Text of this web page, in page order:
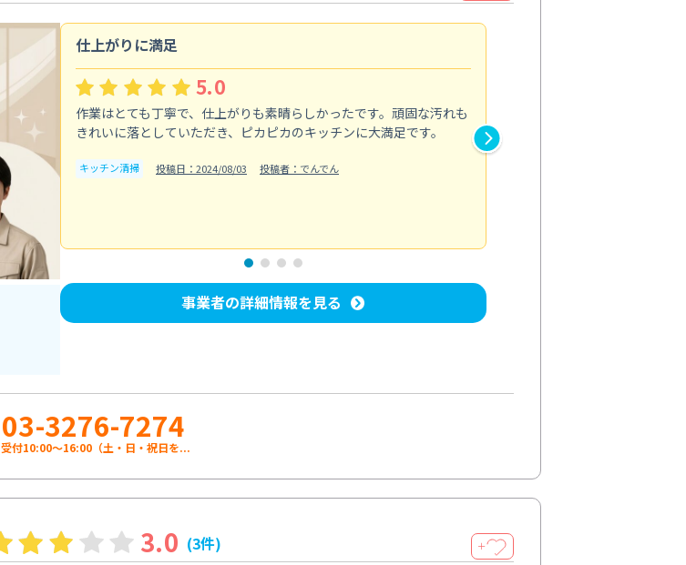
仕上がりに満足
5.0
作業はとても丁寧で、仕上がりも素晴らしかったです。頑固な汚れも
きれいに落としていただき、ピカピカのキッチンに大満足です。
キッチン清掃 投稿日：2024/08/03 投稿者：でんでん
事業者の詳細情報を見る
03-3276-7274
受付10:00〜16:00（土・日・祝日を...
3.0 (3件) ＋